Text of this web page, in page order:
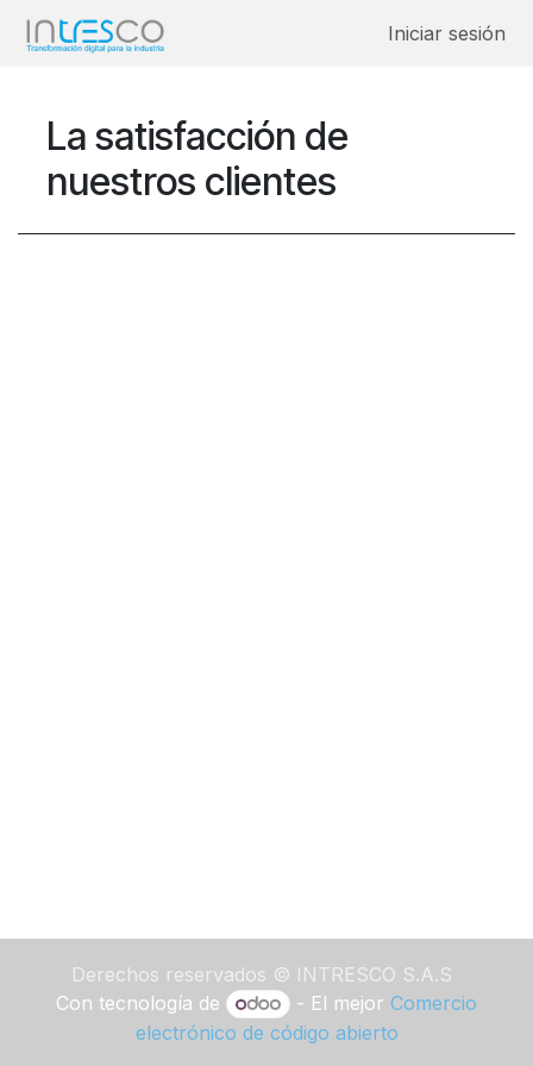
Ir al contenido
Iniciar sesión
La satisfacción de
nuestros clientes
Derechos reservados © INTRESCO S.A.S
Con tecnología de
- El mejorComercio
electrónico de código abierto